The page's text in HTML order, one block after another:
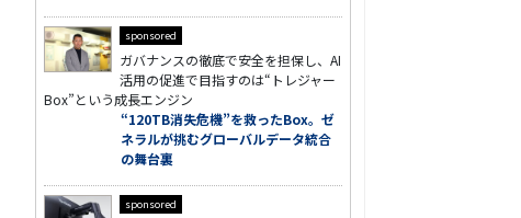
sponsored
ガバナンスの徹底で安全を担保し、AI
活用の促進で目指すのは“トレジャー
Box”という成長エンジン
“120TB消失危機”を救ったBox。ゼ
ネラルが挑むグローバルデータ統合
の舞台裏
sponsored